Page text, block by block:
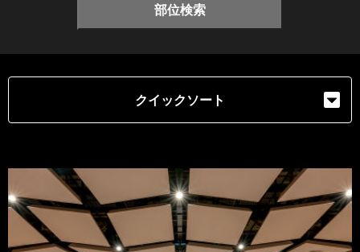
部位検索
クイックソート